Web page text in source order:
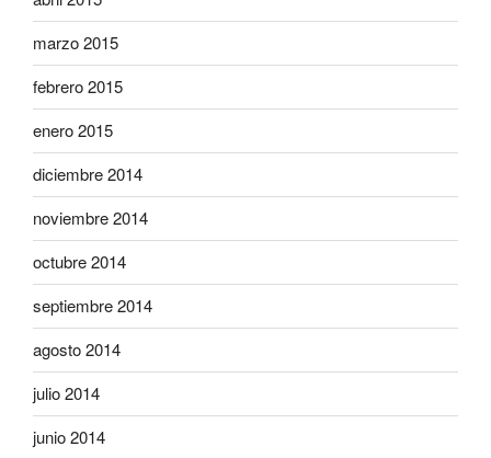
marzo 2015
febrero 2015
enero 2015
diciembre 2014
noviembre 2014
octubre 2014
septiembre 2014
agosto 2014
julio 2014
junio 2014